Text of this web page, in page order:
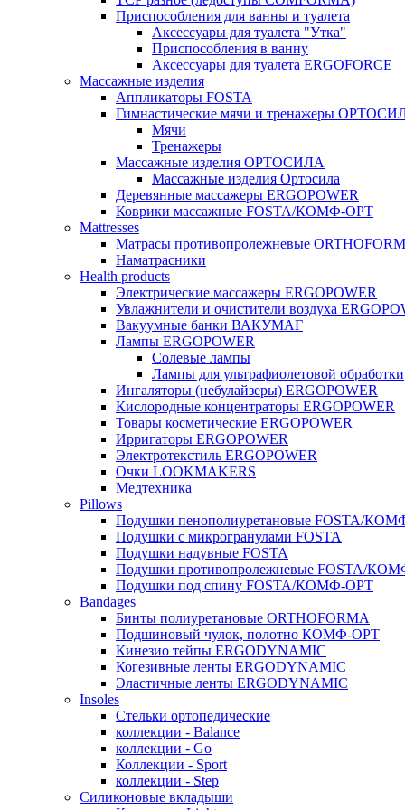
Приспособления для ванны и туалета
Аксессуары для туалета "Утка"
Приспособления в ванну
Аксессуары для туалета ERGOFORCE
Массажные изделия
Аппликаторы FOSTA
Гимнастические мячи и тренажеры
Мячи
Тренажеры
Массажные изделия ОРТОСИЛА
Массажные изделия Ортосила
Деревянные массажеры ERGOPOWER
Коврики массажные FOSTA/КОМФ-ОРТ
Мattresses
Матрасы противопролежневые
Наматрасники
Health products
Электрические массажеры ERGOPOWER
Увлажнители и очистители воздуха
Вакуумные банки ВАКУМАГ
Лампы ERGOPOWER
Солевые лампы
Лампы для ультрафиолетовой обработки
Ингаляторы (небулайзеры) ERGOPOWER
Кислородные концентраторы ERGOPOWER
Товары косметические ERGOPOWER
Ирригаторы ERGOPOWER
Электротекстиль ERGOPOWER
Очки LOOKMAKERS
Медтехника
Pillows
Подушки пенополиуретановые FOSTA/
Подушки с микрогранулами FOSTA
Подушки надувные FOSTA
Подушки противопролежневые FOSTA/
Подушки под спину FOSTA/КОМФ-ОРТ
Bandages
Бинты полиуретановые ORTHOFORMA
Подшиновый чулок, полотно КОМФ-ОРТ
Кинезио тейпы ERGODYNAMIC
Когезивные ленты ERGODYNAMIC
Эластичные ленты ERGODYNAMIC
Insoles
Стельки ортопедические
коллекции - Balance
коллекции - Go
Коллекции - Sport
коллекции - Step
Силиконовые вкладыши